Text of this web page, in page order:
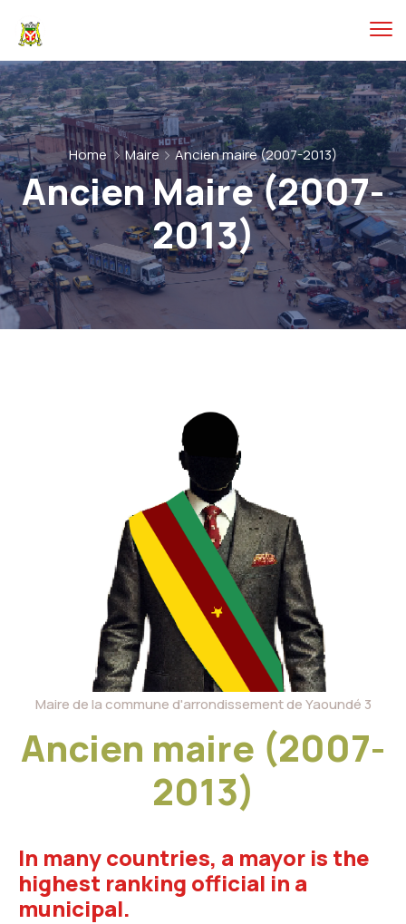
Home Maire Ancien maire (2007-2013)
Ancien Maire (2007-
2013)
Maire de la commune d'arrondissement de Yaoundé 3
Ancien maire (2007-
2013)
In many countries, a mayor is the
highest ranking official in a
municipal.